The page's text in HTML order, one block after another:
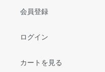
会員登録
ログイン
カートを見る